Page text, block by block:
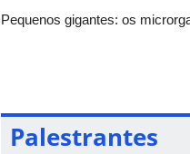
Pequenos gigantes: os
Nesta palestra, serão
aromas e sabores da bebida,
aplicadas ao café especial e
Palestrantes